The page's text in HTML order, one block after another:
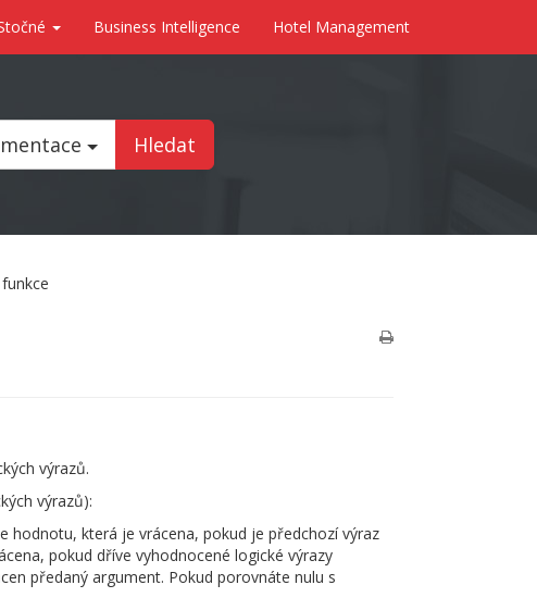
Business Intelligence Hotel Management
Hledat
výrazů.
výrazů):
hodnotu, která je vrácena, pokud je předchozí výraz
pokud dříve vyhodnocené logické výrazy
předaný argument. Pokud porovnáte nulu s